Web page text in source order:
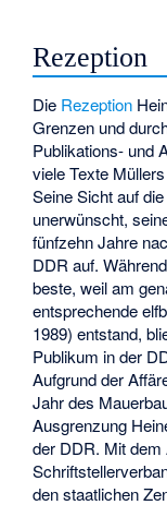
Rezeption
Die Rezeption
Grenzen und
Publikations- und
viele Texte
Seine Sicht auf
unerwünscht,
fünfzehn Jahre
DDR auf.
beste, weil am
entsprechende
1989) entstand,
Publikum in der
Aufgrund der
Jahr des
Ausgrenzung
der DDR. Mit
den staatlichen